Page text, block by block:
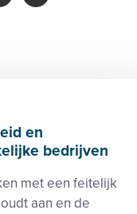
en
bedrijven
met een feitelijk
aan en de